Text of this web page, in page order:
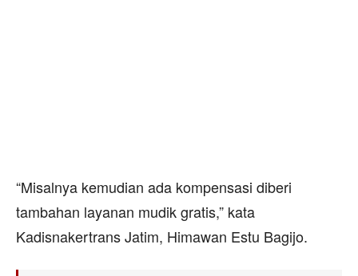
“Misalnya kemudian ada kompensasi diberi
tambahan layanan mudik gratis,” kata
Kadisnakertrans Jatim, Himawan Estu Bagijo.